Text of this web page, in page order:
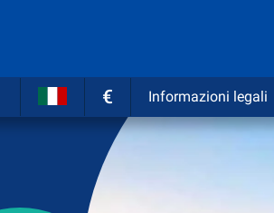
€ Informazioni legali